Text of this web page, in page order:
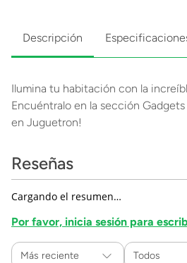
Descripción
Ilumina tu habitación con la
Encuéntralo en la sección
en Juguetron!
Reseñas
Cargando el resumen…
Por favor, inicia sesión para
Más reciente Todos